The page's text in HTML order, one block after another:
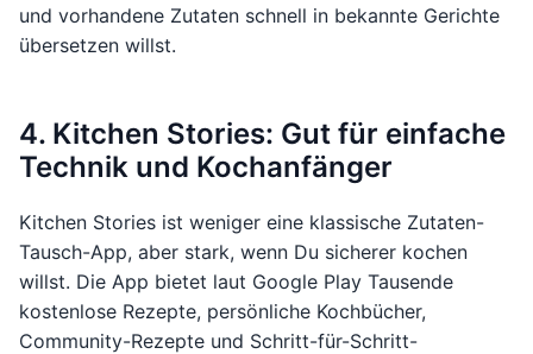
und vorhandene Zutaten schnell in bekannte Gerichte
übersetzen willst.
4. Kitchen Stories: Gut für einfache
Technik und Kochanfänger
Kitchen Stories ist weniger eine klassische Zutaten-
Tausch-App, aber stark, wenn Du sicherer kochen
willst. Die App bietet laut Google Play Tausende
kostenlose Rezepte, persönliche Kochbücher,
Community-Rezepte und Schritt-für-Schritt-